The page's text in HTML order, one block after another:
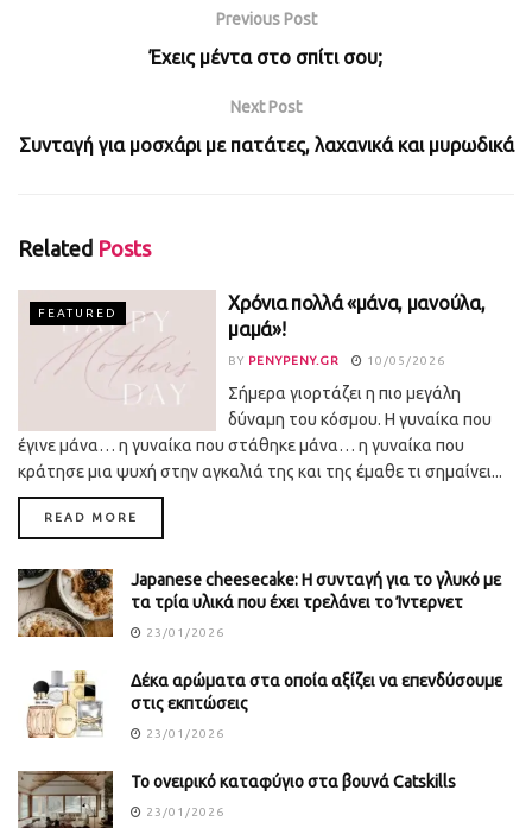
Previous Post
Έχεις μέντα στο σπίτι σου;
Next Post
Συνταγή για μοσχάρι με πατάτες, λαχανικά και μυρωδικά
Related Posts
FEATURED
Χρόνια πολλά «μάνα, μανούλα,
μαμά»!
BY PENYPENY.GR 10/05/2026
Σήμερα γιορτάζει η πιο μεγάλη
δύναμη του κόσμου. Η γυναίκα που
έγινε μάνα… η γυναίκα που στάθηκε μάνα… η γυναίκα που
κράτησε μια ψυχή στην αγκαλιά της και της έμαθε τι σημαίνει...
READ MORE
Japanese cheesecake: Η συνταγή για το γλυκό με
τα τρία υλικά που έχει τρελάνει το Ίντερνετ
23/01/2026
Δέκα αρώματα στα οποία αξίζει να επενδύσουμε
στις εκπτώσεις
23/01/2026
Το ονειρικό καταφύγιο στα βουνά Catskills
23/01/2026